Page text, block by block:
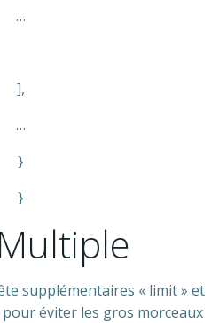
…
],
…
}
}
supplémentaires « limit » et
éviter les gros morceaux